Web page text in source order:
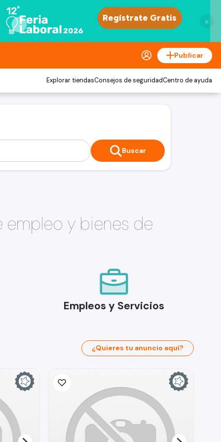
×
Publicar
Explorar tiendasConsejos de seguridadCentro de ayuda
Buscar
empleo y bienes de
Empleos y Servicios
¿Quieres tu anuncio aquí?